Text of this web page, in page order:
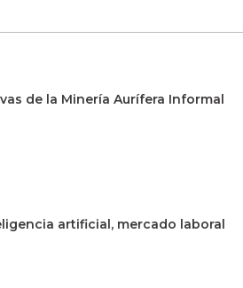
de la Minería Aurífera Informal
artificial, mercado laboral